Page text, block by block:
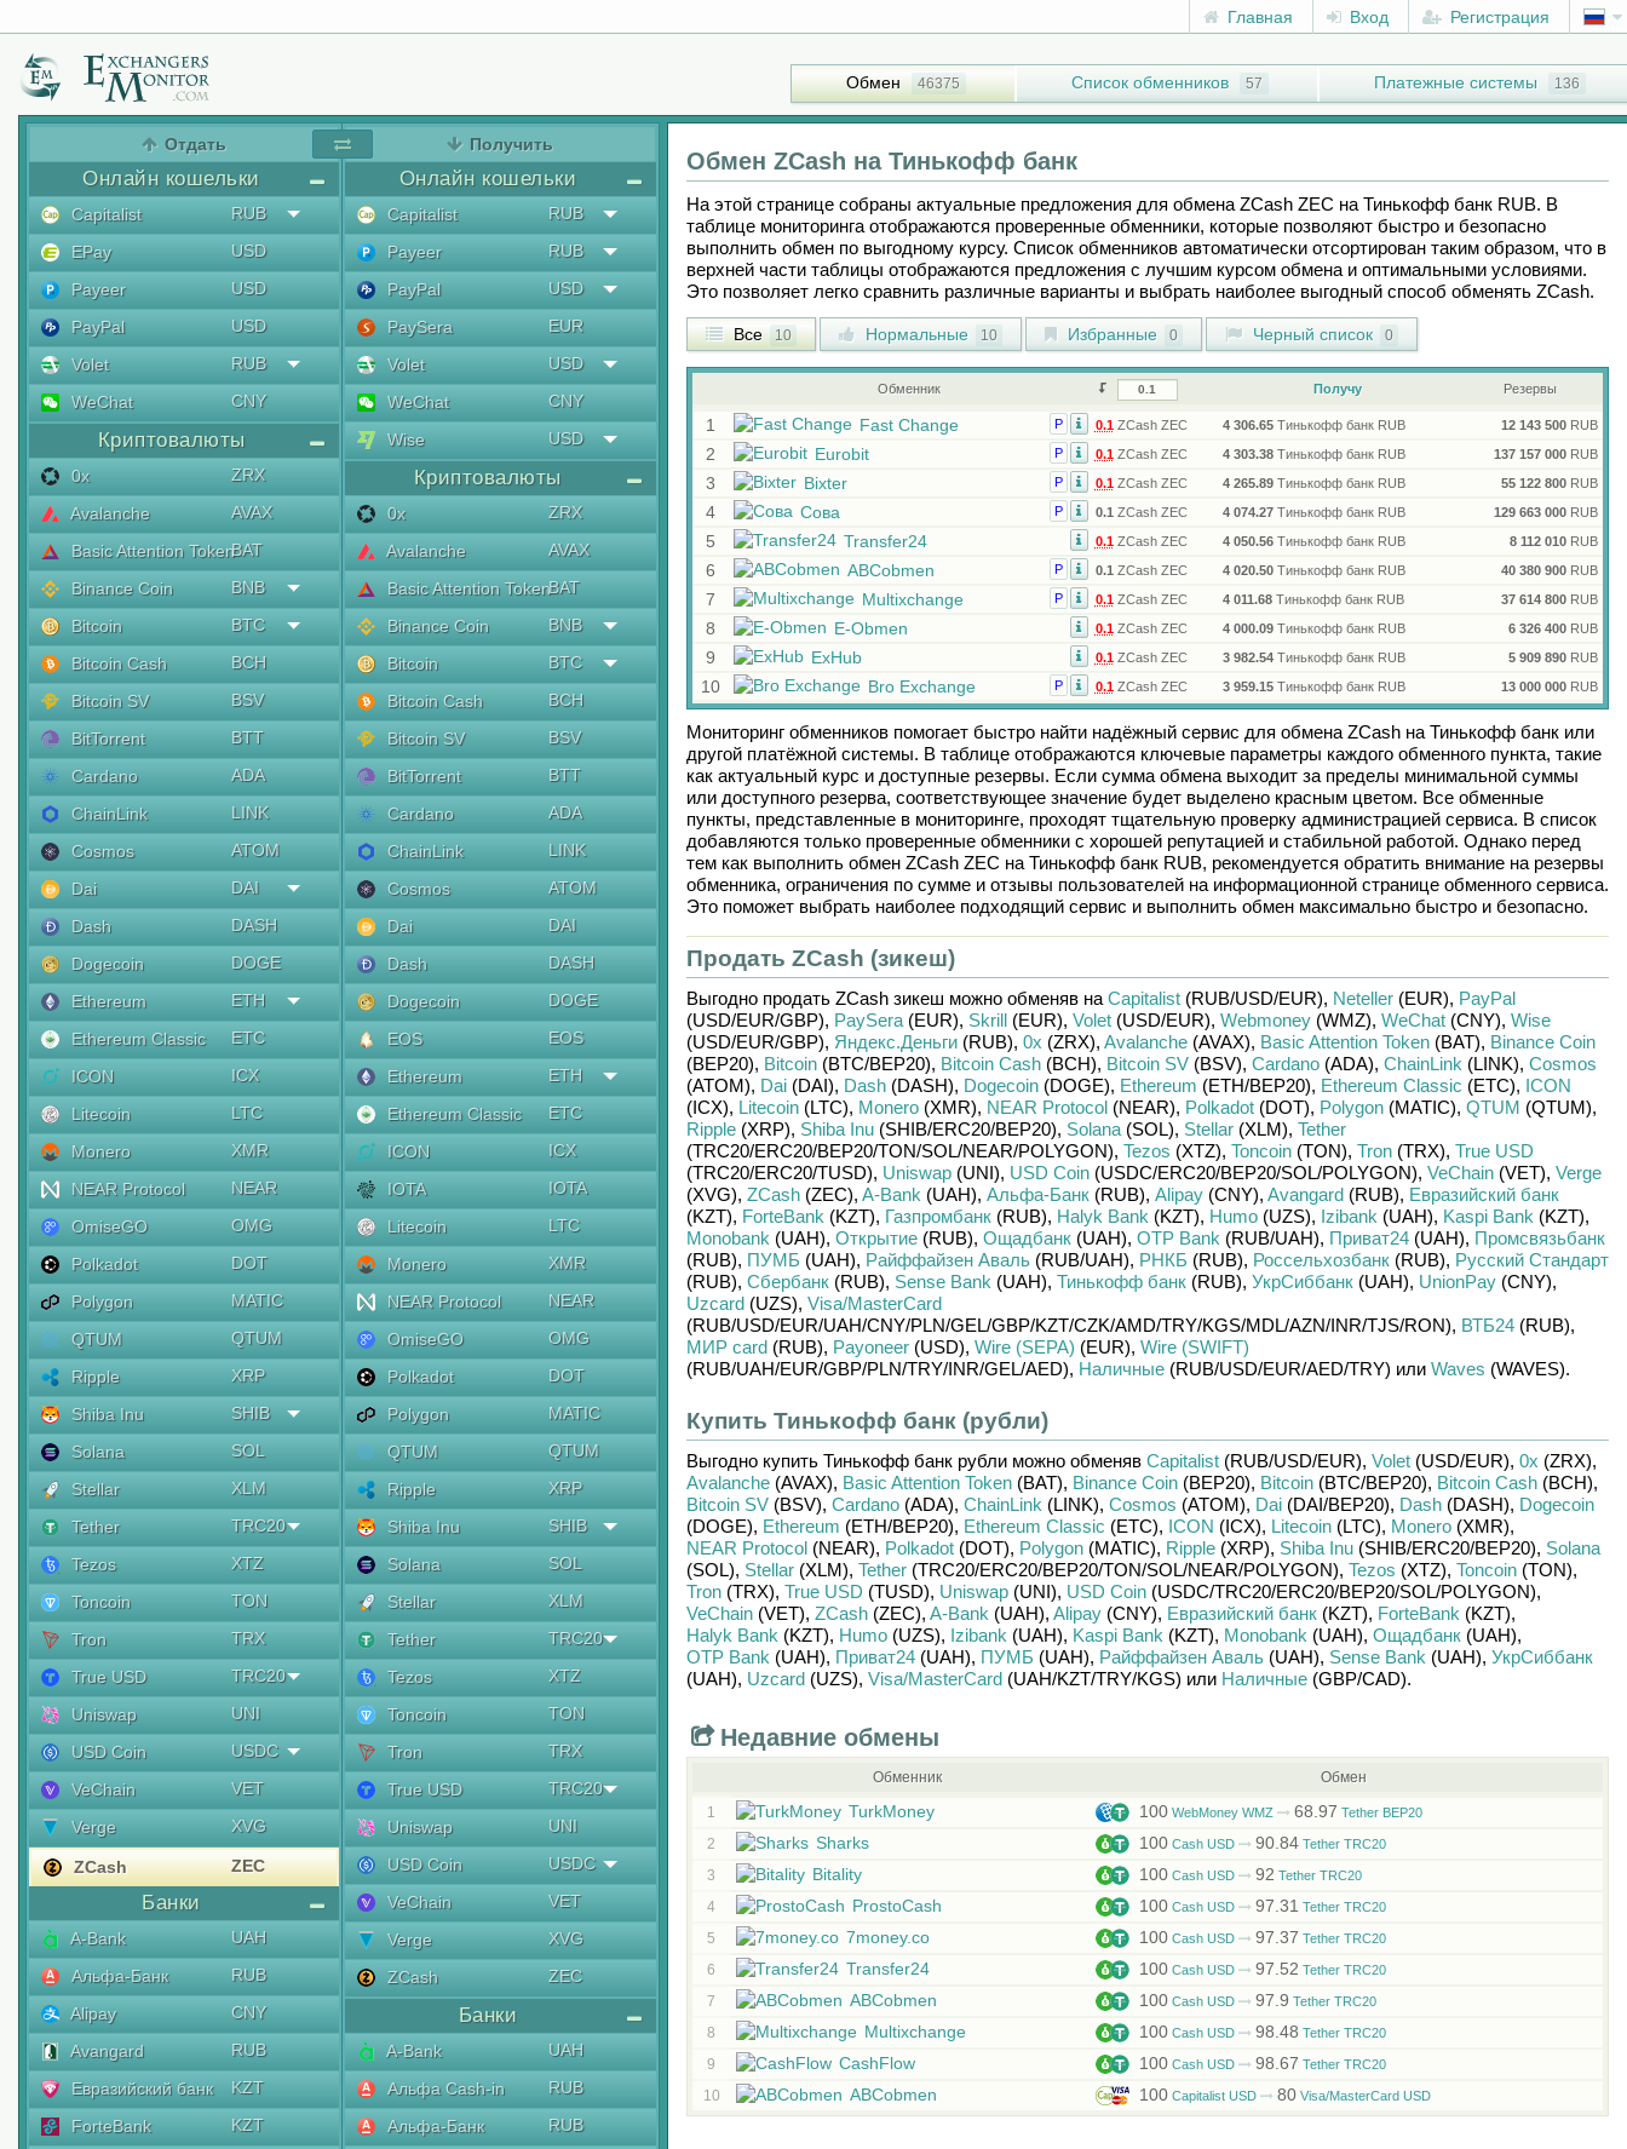
Главная Вход Регистрация
Обмен 46375 Список обменников 57 Платежные системы 136
Отдать
Онлайн кошельки
Capitalist
RUB
EPay
USD
Payeer
USD
PayPal
USD
Volet
RUB
WeChat
CNY
Криптовалюты
0x
ZRX
Avalanche
AVAX
Basic Attention TokenBAT
Binance Coin
BNB
Bitcoin
BTC
Bitcoin Cash
BCH
Bitcoin SV
BSV
BitTorrent
BTT
Cardano
ADA
ChainLink
LINK
Cosmos
ATOM
Dai
DAI
Dash
DASH
Dogecoin
DOGE
Ethereum
ETH
Ethereum Classic
ETC
ICON
ICX
Litecoin
LTC
Monero
XMR
NEAR Protocol
NEAR
OmiseGO
OMG
Polkadot
DOT
Polygon
MATIC
QTUM
QTUM
Ripple
XRP
Shiba Inu
SHIB
Solana
SOL
Stellar
XLM
Tether
TRC20
Tezos
XTZ
Toncoin
TON
Tron
TRX
True USD
TRC20
Uniswap
UNI
USD Coin
USDC
VeChain
VET
Verge
XVG
ZCash ZEC
Банки
A-Bank
UAH
Альфа-Банк
RUB
Alipay
CNY
Avangard
RUB
Евразийский банк
KZT
ForteBank
KZT
Получить
Онлайн кошельки
Capitalist
RUB
Payeer
RUB
PayPal
USD
PaySera
EUR
Volet
USD
WeChat
CNY
Wise
USD
Криптовалюты
0x
ZRX
Avalanche
AVAX
Basic Attention TokenBAT
Binance Coin
BNB
Bitcoin
BTC
Bitcoin Cash
BCH
Bitcoin SV
BSV
BitTorrent
BTT
Cardano
ADA
ChainLink
LINK
Cosmos
ATOM
Dai
DAI
Dash
DASH
Dogecoin
DOGE
EOS
EOS
Ethereum
ETH
Ethereum Classic
ETC
ICON
ICX
IOTA
IOTA
Litecoin
LTC
Monero
XMR
NEAR Protocol
NEAR
OmiseGO
OMG
Polkadot
DOT
Polygon
MATIC
QTUM
QTUM
Ripple
XRP
Shiba Inu
SHIB
Solana
SOL
Stellar
XLM
Tether
TRC20
Tezos
XTZ
Toncoin
TON
Tron
TRX
True USD
TRC20
Uniswap
UNI
USD Coin
USDC
VeChain
VET
Verge
XVG
ZCash
ZEC
Банки
A-Bank
UAH
Альфа Cash-in
RUB
Альфа-Банк
RUB
Обмен ZCash на Тинькофф банк
На этой странице собраны актуальные предложения для обмена ZCash ZEC на Тинькофф банк RUB. В
таблице мониторинга отображаются проверенные обменники, которые позволяют быстро и безопасно
выполнить обмен по выгодному курсу. Список обменников автоматически отсортирован таким образом, что в
верхней части таблицы отображаются предложения с лучшим курсом обмена и оптимальными условиями.
Это позволяет легко сравнить различные варианты и выбрать наиболее выгодный способ обменять ZCash.
Все 10 Нормальные 10 Избранные 0 Черный список 0
Обменник Получу Резервы
1 Fast Change Р 0.1ZCash ZEC 4 306.65Тинькофф банк RUB 12 143 500RUB
2 Eurobit Р 0.1ZCash ZEC 4 303.38Тинькофф банк RUB 137 157 000RUB
3 Bixter Р 0.1ZCash ZEC 4 265.89Тинькофф банк RUB 55 122 800RUB
4 Сова Р 0.1 ZCash ZEC 4 074.27Тинькофф банк RUB 129 663 000RUB
5 Transfer24 0.1ZCash ZEC 4 050.56Тинькофф банк RUB 8 112 010RUB
6 ABCobmen Р 0.1 ZCash ZEC 4 020.50Тинькофф банк RUB 40 380 900RUB
7 Multixchange Р 0.1ZCash ZEC 4 011.68Тинькофф банк RUB 37 614 800RUB
8 E-Obmen 0.1ZCash ZEC 4 000.09Тинькофф банк RUB 6 326 400RUB
9 ExHub 0.1ZCash ZEC 3 982.54Тинькофф банк RUB 5 909 890RUB
10 Bro Exchange Р 0.1ZCash ZEC 3 959.15Тинькофф банк RUB 13 000 000RUB
Мониторинг обменников помогает быстро найти надёжный сервис для обмена ZCashна Тинькофф банкили
другой платёжной системы. В таблице отображаются ключевые параметры каждого обменного пункта, такие
как актуальный курс и доступные резервы. Если сумма обмена выходит за пределы минимальной суммы
или доступного резерва, соответствующее значение будет выделено красным цветом. Все обменные
пункты, представленные в мониторинге, проходят тщательную проверку администрацией сервиса. В список
добавляются только проверенные обменники с хорошей репутацией и стабильной работой. Однако перед
тем как выполнить обмен ZCash ZEC на Тинькофф банк RUB, рекомендуется обратить внимание на резервы
обменника, ограничения по сумме и отзывы пользователей на информационной странице обменного сервиса.
Это поможет выбрать наиболее подходящий сервис и выполнить обмен максимально быстро и безопасно.
Продать ZCash (зикеш)
Выгодно продать ZCash зикеш можно обменяв на Capitalist(RUB/USD/EUR), Neteller(EUR), PayPal
(USD/EUR/GBP), PaySera(EUR), Skrill(EUR), Volet(USD/EUR), Webmoney(WMZ), WeChat(CNY), Wise
(USD/EUR/GBP), Яндекс.Деньги(RUB), 0x (ZRX), Avalanche(AVAX), Basic Attention Token(BAT), Binance Coin
(BEP20), Bitcoin(BTC/BEP20), Bitcoin Cash(BCH), Bitcoin SV(BSV), Cardano(ADA), ChainLink (LINK), Cosmos
(ATOM), Dai(DAI), Dash(DASH), Dogecoin(DOGE), Ethereum (ETH/BEP20), Ethereum Classic (ETC), ICON
(ICX), Litecoin(LTC), Monero(XMR), NEAR Protocol(NEAR), Polkadot(DOT), Polygon(MATIC), QTUM (QTUM),
Ripple(XRP), Shiba Inu(SHIB/ERC20/BEP20), Solana(SOL), Stellar(XLM), Tether
(TRC20/ERC20/BEP20/TON/SOL/NEAR/POLYGON), Tezos (XTZ), Toncoin(TON), Tron(TRX), True USD
(TRC20/ERC20/TUSD), Uniswap(UNI), USD Coin(USDC/ERC20/BEP20/SOL/POLYGON), VeChain(VET), Verge
(XVG), ZCash(ZEC), A-Bank (UAH), Альфа-Банк(RUB), Alipay(CNY), Avangard(RUB), Евразийский банк
(KZT), ForteBank (KZT), Газпромбанк(RUB), Halyk Bank (KZT), Humo(UZS), Izibank (UAH), Kaspi Bank (KZT),
Monobank (UAH), Открытие(RUB), Ощадбанк(UAH), OTP Bank (RUB/UAH), Приват24(UAH), Промсвязьбанк
(RUB), ПУМБ (UAH), Райффайзен Аваль(RUB/UAH), РНКБ (RUB), Россельхозбанк(RUB), Русский Стандарт
(RUB), Сбербанк(RUB), Sense Bank (UAH), Тинькофф банк(RUB), УкрСиббанк(UAH), UnionPay(CNY),
Uzcard(UZS), Visa/MasterCard
(RUB/USD/EUR/UAH/CNY/PLN/GEL/GBP/KZT/CZK/AMD/TRY/KGS/MDL/AZN/INR/TJS/RON), ВТБ24(RUB),
МИР card(RUB), Payoneer(USD), Wire (SEPA) (EUR), Wire (SWIFT)
(RUB/UAH/EUR/GBP/PLN/TRY/INR/GEL/AED), Наличные(RUB/USD/EUR/AED/TRY) или Waves (WAVES).
Купить Тинькофф банк (рубли)
Выгодно купить Тинькофф банк рублиможно обменяв Capitalist(RUB/USD/EUR), Volet(USD/EUR), 0x (ZRX),
Avalanche(AVAX), Basic Attention Token(BAT), Binance Coin(BEP20), Bitcoin(BTC/BEP20), Bitcoin Cash(BCH),
Bitcoin SV(BSV), Cardano(ADA), ChainLink (LINK), Cosmos (ATOM), Dai(DAI/BEP20), Dash(DASH), Dogecoin
(DOGE), Ethereum (ETH/BEP20), Ethereum Classic (ETC), ICON (ICX), Litecoin(LTC), Monero(XMR),
NEAR Protocol(NEAR), Polkadot(DOT), Polygon(MATIC), Ripple(XRP), Shiba Inu(SHIB/ERC20/BEP20), Solana
(SOL), Stellar(XLM), Tether(TRC20/ERC20/BEP20/TON/SOL/NEAR/POLYGON), Tezos (XTZ), Toncoin(TON),
Tron(TRX), True USD (TUSD), Uniswap(UNI), USD Coin(USDC/TRC20/ERC20/BEP20/SOL/POLYGON),
VeChain(VET), ZCash(ZEC), A-Bank (UAH), Alipay(CNY), Евразийский банк(KZT), ForteBank (KZT),
Halyk Bank (KZT), Humo(UZS), Izibank (UAH), Kaspi Bank (KZT), Monobank (UAH), Ощадбанк(UAH),
OTP Bank (UAH), Приват24(UAH), ПУМБ (UAH), Райффайзен Аваль(UAH), Sense Bank (UAH), УкрСиббанк
(UAH), Uzcard(UZS), Visa/MasterCard(UAH/KZT/TRY/KGS) или Наличные(GBP/CAD).
Недавние обмены
Обменник Обмен
1 TurkMoney 100WebMoney WMZ 68.97 Tether BEP20
2 Sharks 100Cash USD 90.84Tether TRC20
3 Bitality 100Cash USD 92 Tether TRC20
4 ProstoCash 100Cash USD 97.31 Tether TRC20
5 7money.co 100Cash USD 97.37 Tether TRC20
6 Transfer24 100Cash USD 97.52 Tether TRC20
7 ABCobmen 100Cash USD 97.9 Tether TRC20
8 Multixchange 100Cash USD 98.48 Tether TRC20
9 CashFlow 100Cash USD 98.67 Tether TRC20
10 ABCobmen 100Capitalist USD 80Visa/MasterCard USD